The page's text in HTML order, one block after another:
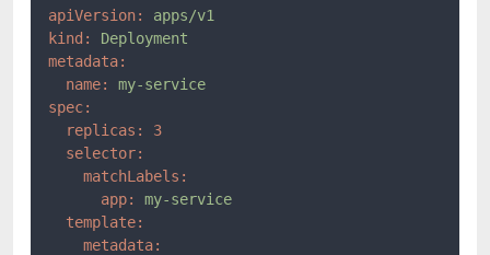
apiVersion:
apps/v1
kind:
Deployment
metadata:
name:
my-service
spec:
replicas:
3
selector:
matchLabels:
app:
my-service
template:
metadata: